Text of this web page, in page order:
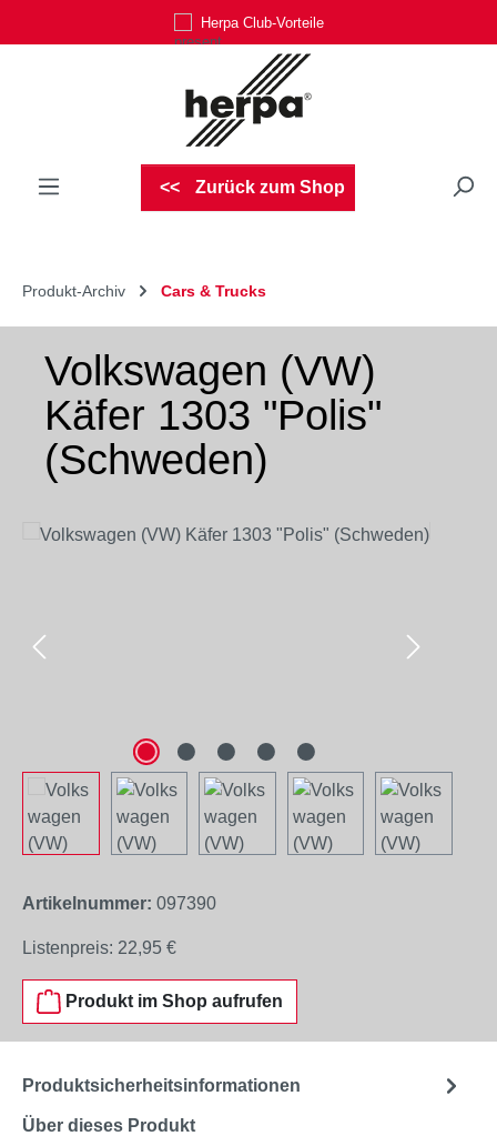
Zum Hauptinhalt springenHerpa Club-Vorteile
Zurück zum Shop
Produkt-Archiv Cars & Trucks
Volkswagen (VW)
Käfer 1303 "Polis"
(Schweden)
Bildergalerie überspringen
Artikelnummer: 097390
Listenpreis: 22,95 €
Produkt im Shop aufrufen
Über dieses Produkt
Produktsicherheitsinformationen